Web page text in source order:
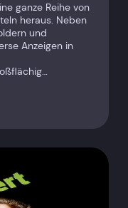
ganze Reihe von
heraus. Neben
und
Anzeigen in